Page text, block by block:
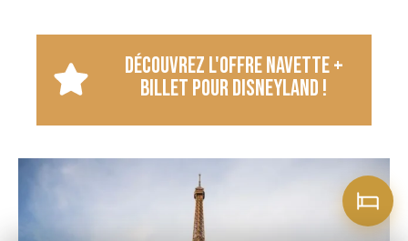
Découvrez l'offre Navette +
Billet pour Disneyland !